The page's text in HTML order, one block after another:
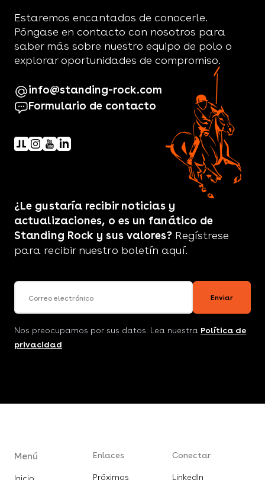
Estaremos encantados de conocerle.
Póngase en contacto con nosotros para
saber más sobre nuestro equipo de polo o
explorar oportunidades de compromiso.
info@standing-rock.com
Formulario de contacto
¿Le gustaría recibir noticias y
actualizaciones, o es un fanático de
Standing Rock y sus valores? Regístrese
para recibir nuestro boletín aquí.
Correo electrónico
Enviar
Nos preocupamos por sus datos. Lea nuestra Política de
privacidad.
Menú
Enlaces
Próximos
Conectar
LinkedIn